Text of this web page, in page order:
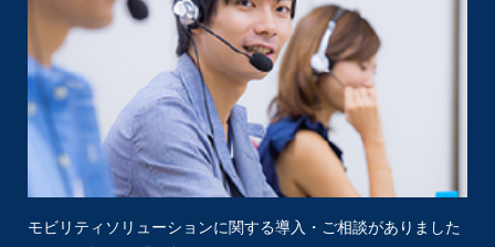
モビリティソリューションに関する導入・ご相談がありました